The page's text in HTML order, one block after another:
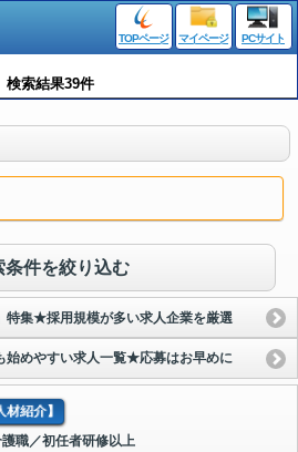
TOPページ マイページ PCサイト
検索結果39件
条件を絞り込む
集★採用規模が多い求人企業を厳選
始めやすい求人一覧★応募はお早めに
紹介】
職／初任者研修以上